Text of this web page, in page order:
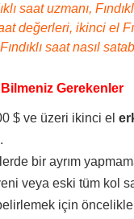
saat uzmanı,
değerleri, ikinci el
saat nasıl
Bilmeniz Gerekenler
$ ve üzeri ikinci el
bir ayrım
veya eski tüm kol
için